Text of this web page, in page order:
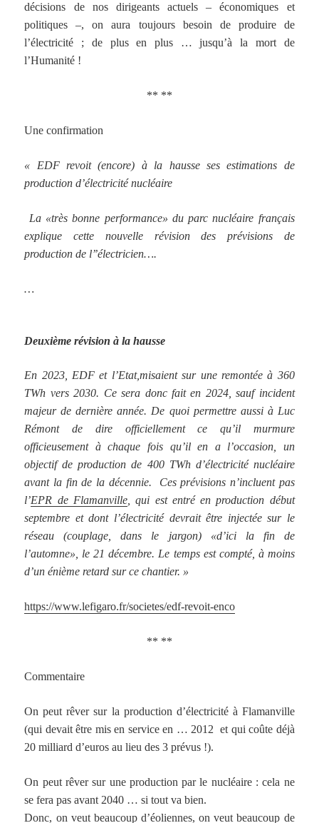
décisions de nos dirigeants actuels – économiques et
politiques –, on aura toujours besoin de produire de
l’électricité ; de plus en plus … jusqu’à la mort de
l’Humanité !
** **
Une confirmation
« EDF revoit (encore) à la hausse ses estimations de
production d’électricité nucléaire
La «très bonne performance» du parc nucléaire français
explique cette nouvelle révision des prévisions de
production de l’’électricien….
…
Deuxième révision à la hausse
En 2023, EDF et l’Etat,misaient sur une remontée à 360
TWh vers 2030. Ce sera donc fait en 2024, sauf incident
majeur de dernière année. De quoi permettre aussi à Luc
Rémont de dire officiellement ce qu’il murmure
officieusement à chaque fois qu’il en a l’occasion, un
objectif de production de 400 TWh d’électricité nucléaire
avant la fin de la décennie. Ces prévisions n’incluent pas
l’EPR de Flamanville, qui est entré en production début
septembre et dont l’électricité devrait être injectée sur le
réseau (couplage, dans le jargon) «d’ici la fin de
l’automne» , le 21 décembre. Le temps est compté, à moins
d’un énième retard sur ce chantier. »
https://www.lefigaro.fr/societes/edf-revoit-enco
** **
Commentaire
On peut rêver sur la production d’électricité à Flamanville
(qui devait être mis en service en … 2012 et qui coûte déjà
20 milliard d’euros au lieu des 3 prévus !).
On peut rêver sur une production par le nucléaire : cela ne
se fera pas avant 2040 … si tout va bien.
Donc, on veut beaucoup d’éoliennes, on veut beaucoup de